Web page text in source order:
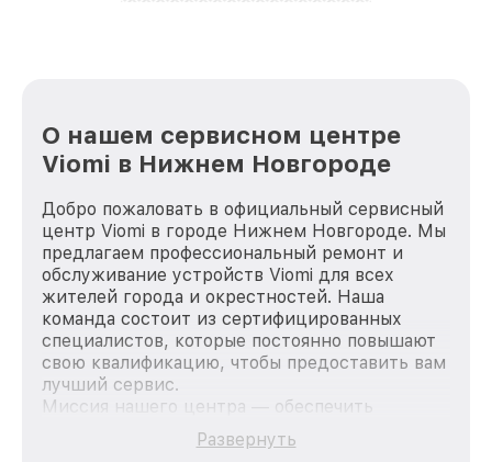
О нашем сервисном центре
Viomi в Нижнем Новгороде
Добро пожаловать в официальный сервисный
центр Viomi в городе Нижнем Новгороде. Мы
предлагаем профессиональный ремонт и
обслуживание устройств Viomi для всех
жителей города и окрестностей. Наша
команда состоит из сертифицированных
специалистов, которые постоянно повышают
свою квалификацию, чтобы предоставить вам
лучший сервис.
Миссия нашего центра — обеспечить
качественный и доступный ремонт для
каждого пользователя продукции Viomi, вне
Развернуть